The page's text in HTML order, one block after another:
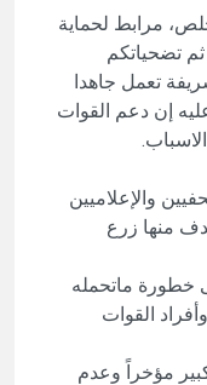
مرابط لحماية
ثم تضحياتكم
تعمل جاهدا
إن دعم القوات
والإعلاميين
منها زرع
خطورة ماتحمله
القوات
مؤخراً وعدم